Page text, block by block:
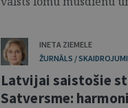
INETA ZIEMELE
ŽURNĀLS /
Latvijai saistošie
Satversme: